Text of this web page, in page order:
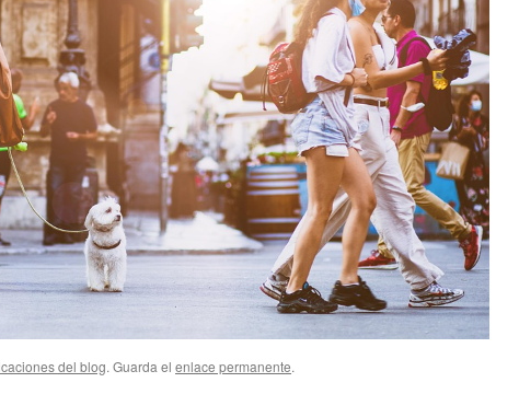
del blog. Guarda el enlace permanente.